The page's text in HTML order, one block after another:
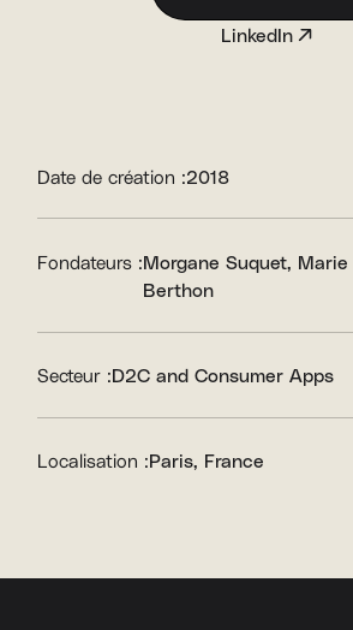
LinkedIn
Date de création :2018
Fondateurs :Morgane Suquet Marie
Berthon
Secteur :D2C and Consumer Apps
Localisation :Paris, France